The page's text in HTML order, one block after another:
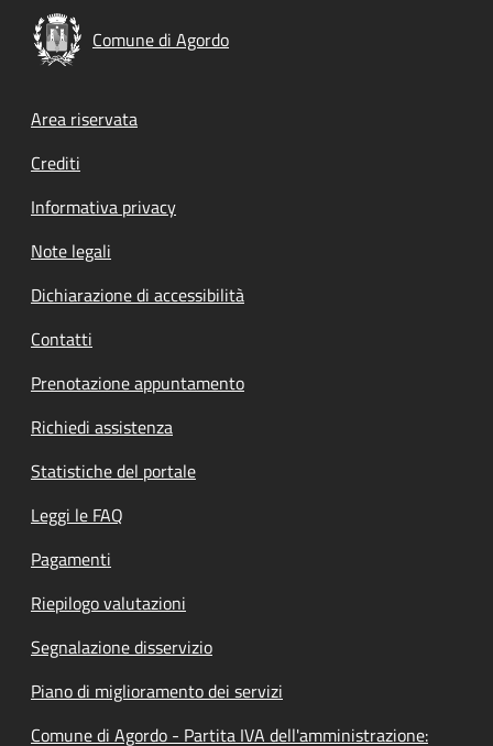
Comune di Agordo
Footer menu
Area riservata
Crediti
Informativa privacy
Note legali
Dichiarazione di accessibilità
Contatti
Prenotazione appuntamento
Richiedi assistenza
Statistiche del portale
Leggi le FAQ
Pagamenti
Riepilogo valutazioni
Segnalazione disservizio
Piano di miglioramento dei servizi
Comune di Agordo - Partita IVA dell'amministrazione: